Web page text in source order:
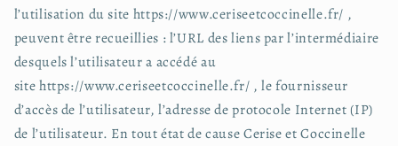
l’utilisation du site https://www.ceriseetcoccinelle.fr/ ,
peuvent être recueillies : l’URL des liens par l’intermédiaire
desquels l’utilisateur a accédé au
site https://www.ceriseetcoccinelle.fr/ , le fournisseur
d’accès de l’utilisateur, l’adresse de protocole Internet (IP)
de l’utilisateur. En tout état de cause Cerise et Coccinelle